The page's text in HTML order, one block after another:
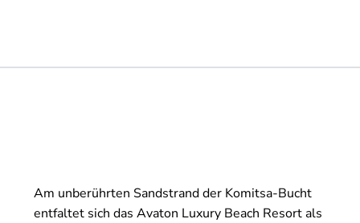
Am unberührten Sandstrand der Komitsa-Bucht
entfaltet sich das Avaton Luxury Beach Resort als